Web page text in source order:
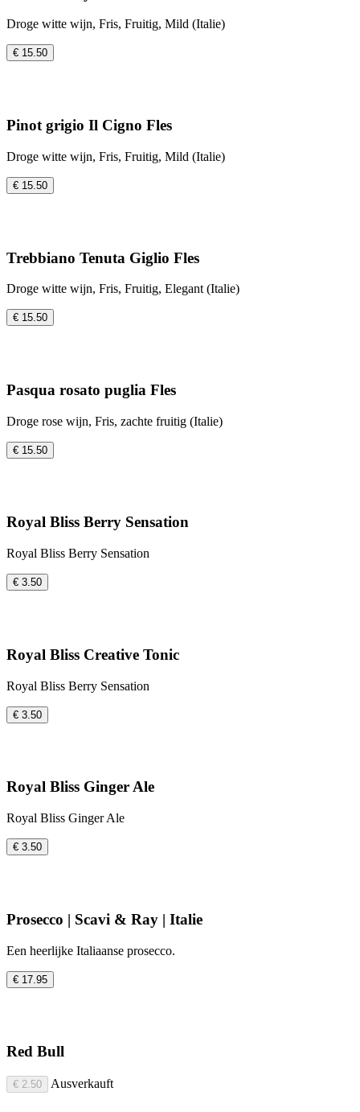
Droge witte wijn, Fris, Fruitig, Mild (Italie)
€ 15.50
Pinot grigio Il Cigno Fles
Droge witte wijn, Fris, Fruitig, Mild (Italie)
€ 15.50
Trebbiano Tenuta Giglio Fles
Droge witte wijn, Fris, Fruitig, Elegant (Italie)
€ 15.50
Pasqua rosato puglia Fles
Droge rose wijn, Fris, zachte fruitig (Italie)
€ 15.50
Royal Bliss Berry Sensation
Royal Bliss Berry Sensation
€ 3.50
Royal Bliss Creative Tonic
Royal Bliss Berry Sensation
€ 3.50
Royal Bliss Ginger Ale
Royal Bliss Ginger Ale
€ 3.50
Prosecco | Scavi & Ray | Italie
Een heerlijke Italiaanse prosecco.
€ 17.95
Red Bull
€ 2.50 Ausverkauft